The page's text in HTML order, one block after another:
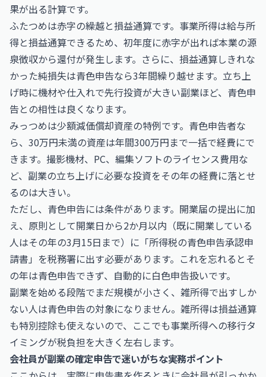
果が出る計算です。
ふたつめは赤字の繰越と損益通算です。事業所得は給与所
得と損益通算できるため、初年度に赤字が出れば本業の源
泉徴収から還付が発生します。さらに、損益通算しきれな
かった純損失は青色申告なら3年間繰り越せます。立ち上
げ時に機材や仕入れで先行投資が大きい副業ほど、青色申
告との相性は良くなります。
みっつめは少額減価償却資産の特例です。青色申告者な
ら、30万円未満の資産は年間300万円まで一括で経費にで
きます。撮影機材、PC、編集ソフトのライセンス費用な
ど、副業の立ち上げに必要な投資をその年の経費に落とせ
るのは大きい。
ただし、青色申告には条件があります。開業届の提出に加
え、原則として開業日から2か月以内（既に開業している
人はその年の3月15日まで）に「所得税の青色申告承認申
請書」を税務署に出す必要があります。これを忘れるとそ
の年は青色申告できず、自動的に白色申告扱いです。
副業を始める段階でまだ規模が小さく、雑所得で出すしか
ない人は青色申告の対象になりません。雑所得は損益通算
も特別控除も使えないので、ここでも事業所得への移行タ
イミングが税負担を大きく左右します。
会社員が副業の確定申告で迷いがちな実務ポイント